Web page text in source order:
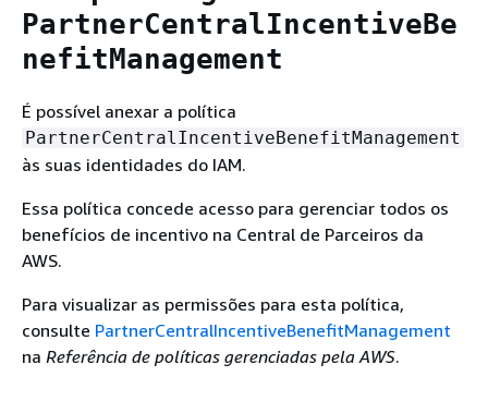
PartnerCentralIncentiveBe
nefitManagement
É possível anexar a política
PartnerCentralIncentiveBenefitManagement
às suas identidades do IAM.
Essa política concede acesso para gerenciar todos os
benefícios de incentivo na Central de Parceiros da
AWS.
Para visualizar as permissões para esta política,
consulte PartnerCentralIncentiveBenefitManagement
na Referência de políticas gerenciadas pela AWS.